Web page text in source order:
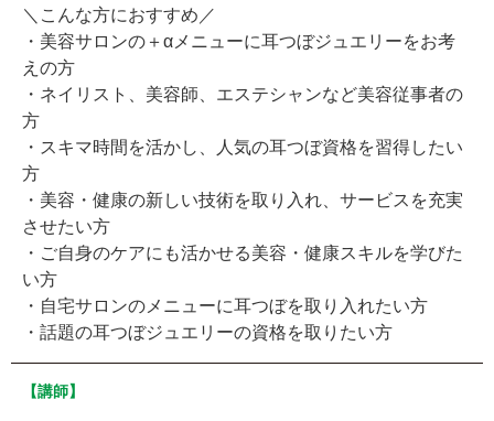
＼こんな方におすすめ／
・美容サロンの＋αメニューに耳つぼジュエリーをお考
えの方
・ネイリスト、美容師、エステシャンなど美容従事者の
方
・スキマ時間を活かし、人気の耳つぼ資格を習得したい
方
・美容・健康の新しい技術を取り入れ、サービスを充実
させたい方
・ご自身のケアにも活かせる美容・健康スキルを学びた
い方
・自宅サロンのメニューに耳つぼを取り入れたい方
・話題の耳つぼジュエリーの資格を取りたい方
【講師】